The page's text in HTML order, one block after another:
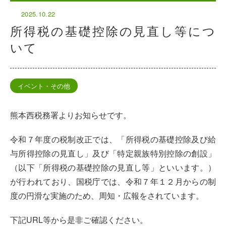
2025.10.22
所得税の基礎控除の見直し等につ
いて
イベント・その他
熊本西税務署よりお知らせです。
令和７年度の税制改正では、「所得税の基礎控除及び給
与所得控除の見直し」及び「特定親族特別控除の創設」
（以下「所得税の基礎控除の見直し等」といいます。）
が行われており、国税庁では、令和７年１２月からの制
度の円滑な実施のため、周知・広報をされています。
下記URL等から是非ご確認ください。